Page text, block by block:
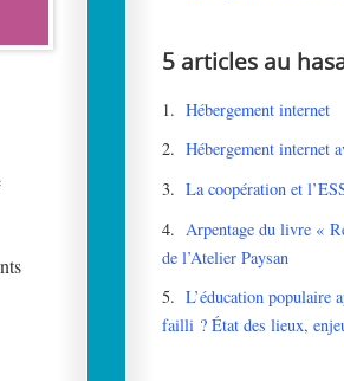
5 articles au
1.Hébergement internet
2.Hébergement internet
3.La coopération et
4. Arpentage du livre «
de l’Atelier Paysan
5.L’éducation populaire
failli ? État des lieux,